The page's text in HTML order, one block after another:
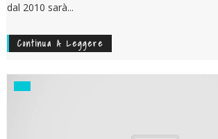
dal 2010 sarà...
Continua A Leggere